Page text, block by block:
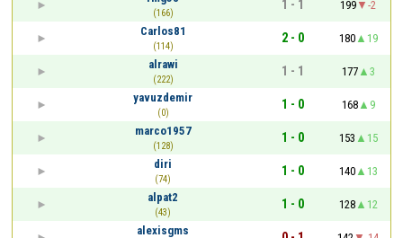
(166)
1 - 1 199
-2
Carlos81
(114)
2 - 0 180
19
alrawi
(222)
1 - 1 177
3
yavuzdemir
(0)
1 - 0 168
9
marco1957
(128)
1 - 0 153
15
diri
(74)
1 - 0 140
13
alpat2
(43)
1 - 0 128
12
alexisgms